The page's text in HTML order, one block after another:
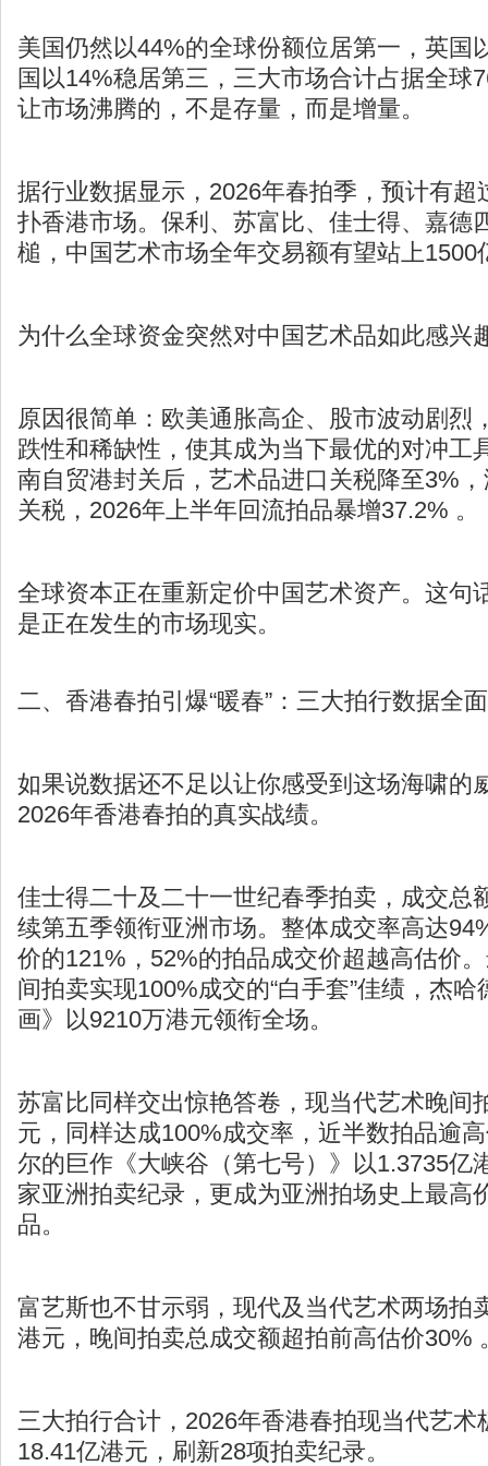
美国仍然以44%的全球份额位居第一，英国
国以14%稳居第三，三大市场合计占据全球
让市场沸腾的，不是存量，而是增量。
据行业数据显示，2026年春拍季，预计有超
扑香港市场。保利、苏富比、佳士得、嘉德
槌，中国艺术市场全年交易额有望站上1500
为什么全球资金突然对中国艺术品如此感兴
原因很简单：欧美通胀高企、股市波动剧烈
跌性和稀缺性，使其成为当下最优的对冲工
南自贸港封关后，艺术品进口关税降至3%
关税，2026年上半年回流拍品暴增37.2% 。
全球资本正在重新定价中国艺术资产。这句
是正在发生的市场现实。
二、香港春拍引爆“暖春”：三大拍行数据全
如果说数据还不足以让你感受到这场海啸的
2026年香港春拍的真实战绩。
佳士得二十及二十一世纪春季拍卖，成交总
续第五季领衔亚洲市场。整体成交率高达
价的121%，52%的拍品成交价超越高估价
间拍卖实现100%成交的“白手套”佳绩，杰哈
画》以9210万港元领衔全场。
苏富比同样交出惊艳答卷，现当代艺术晚间
元，同样达成100%成交率，近半数拍品逾
尔的巨作《大峡谷（第七号）》以1.3735亿
家亚洲拍卖纪录，更成为亚洲拍场史上最高
品。
富艺斯也不甘示弱，现代及当代艺术两场拍
港元，晚间拍卖总成交额超拍前高估价30%
三大拍行合计，2026年香港春拍现当代艺术
18.41亿港元，刷新28项拍卖纪录。